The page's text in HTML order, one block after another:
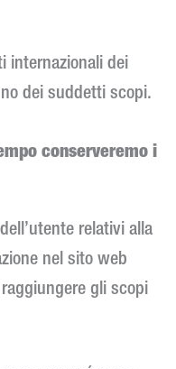
internazionali dei
dei suddetti scopi.
conserveremo i
relativi alla
nel sito web
gli scopi